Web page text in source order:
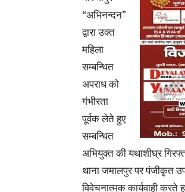
“अभिनन्दन”
द्वारा उक्त
महिला
सम्बन्धित
अपराध को
गंभीरता
पूर्वक लेते हुए
सम्बन्धित
अभियुक्त की यथाशीघ्र
थाना जमालपुर पर पंजीकृत
विवेचनात्मक कार्यवाही